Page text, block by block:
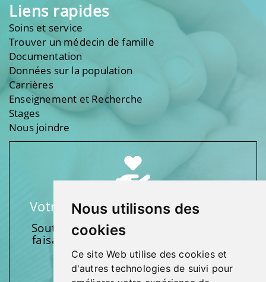
Nous utilisons des
cookies
Ce site Web utilise des cookies et
d'autres technologies de suivi pour
Liens rapides
Soins et service
Trouver un médecin de famille
Documentation
Données sur la population
Carrières
Enseignement et Recherche
Stages
Nous joindre
Votre soutien fait une différence
Soutenez l’une de nos fondations en
faisant un don et en participant aux
activités.
Donnez généreusement!